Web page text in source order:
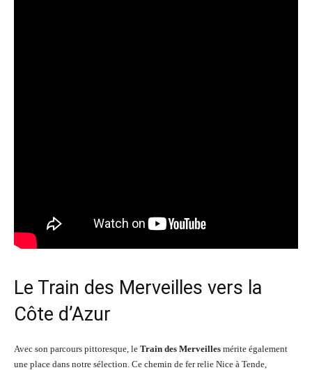
Le Train des Merveilles vers la
Côte d’Azur
Avec son parcours pittoresque, le Train des Merveilles mérite également
une place dans notre sélection. Ce chemin de fer relie Nice à Tende,